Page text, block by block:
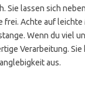
Sie lassen sich
frei. Achte auf
Wenn du viel
Verarbeitung.
aus.